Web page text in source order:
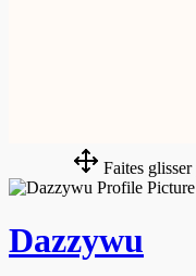
Faites
Dazzywu